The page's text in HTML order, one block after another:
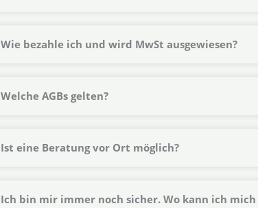
Wie bezahle ich und wird MwSt ausgewiesen?
Welche AGBs gelten?
Ist eine Beratung vor Ort möglich?
Ich bin mir immer noch sicher. Wo kann ich mich